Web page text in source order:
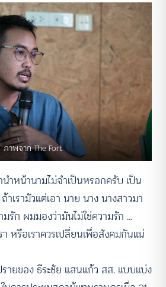
ภาพจาก The Fort
นำหน้านามไม่จำเป็นหรอกครับ เป็น
เรามัวแต่เอา นาย นาง นางสาวมา
รัก ผมมองว่ามันไม่ใช่ความรัก …
หรือเราควรเปลี่ยนเพื่อสังคมกันแน่
ายของ ธีระชัย แสนแก้ว สส. แบบแบ่ง